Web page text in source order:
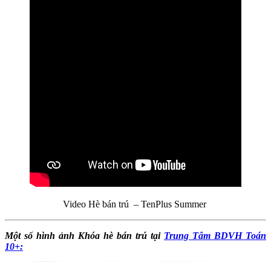
Video Hè bán trú – TenPlus Summer
Một số hình ảnh Khóa hè bán trú tại Trung Tâm BDVH Toán
10+: